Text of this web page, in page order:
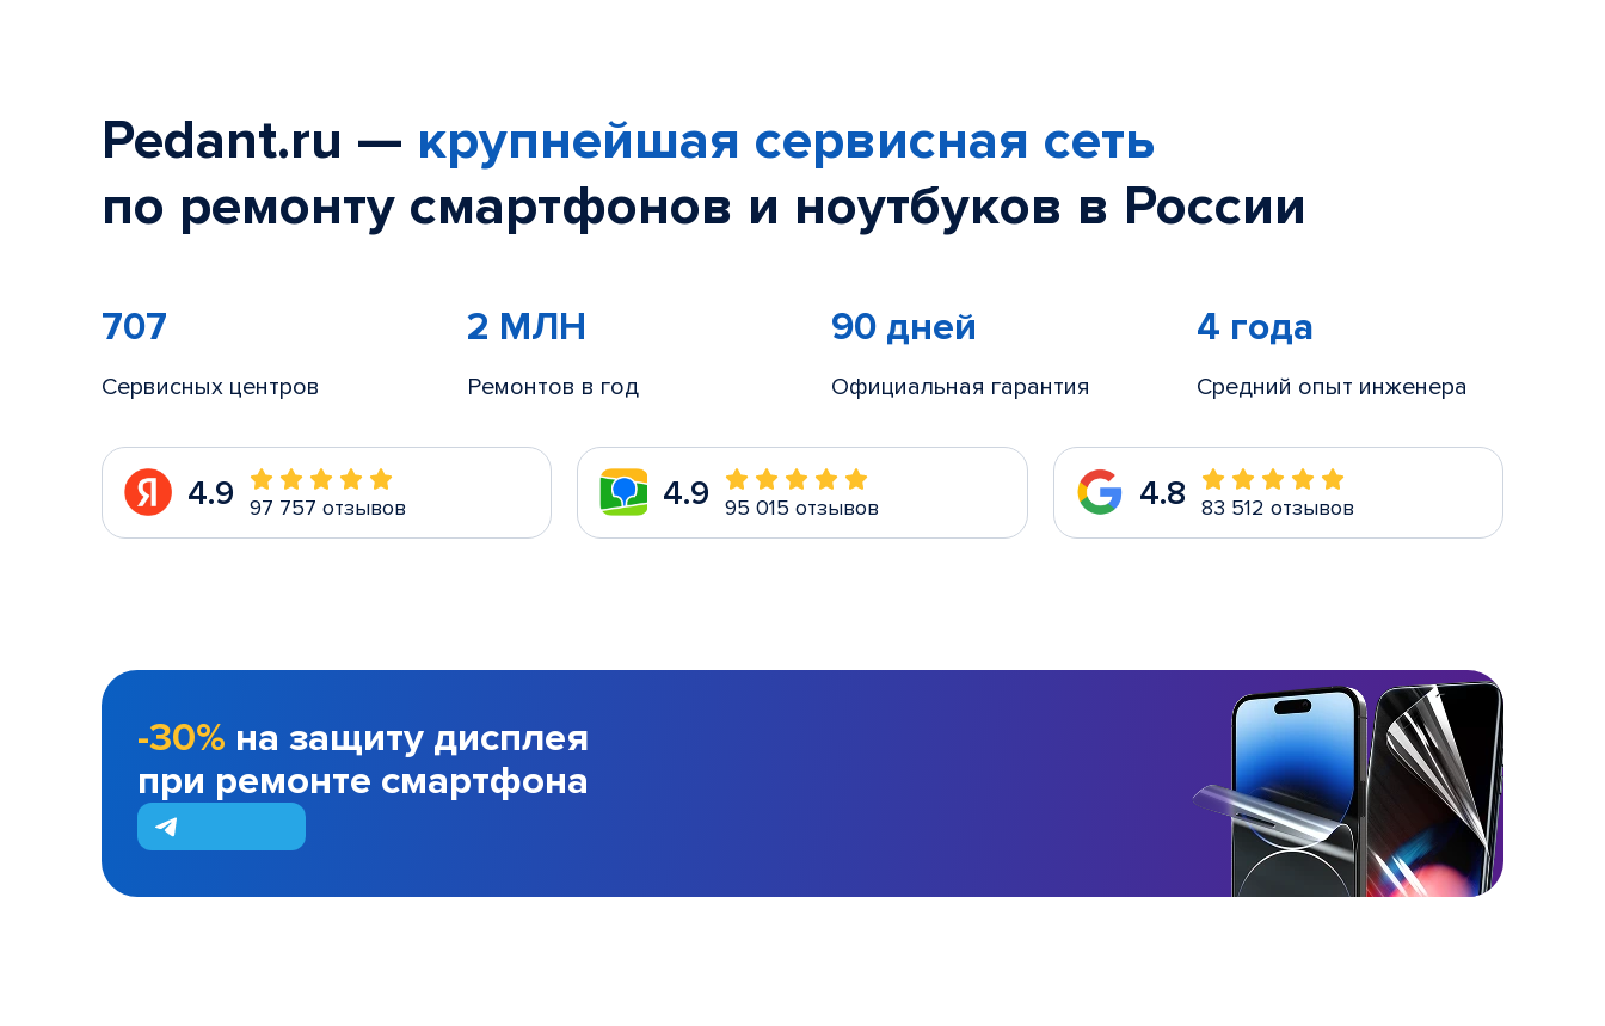
Pedant.ru — крупнейшая сервисная сеть
по ремонту смартфонов и ноутбуков в России
707
Сервисных центров
2 МЛН
Ремонтов в год
90 дней
Официальная гарантия
4 года
Средний опыт инженера
4.9 97 757 отзывов 4.9 95 015 отзывов 4.8 83 512 отзывов
-30% на защиту дисплея
при ремонте смартфона